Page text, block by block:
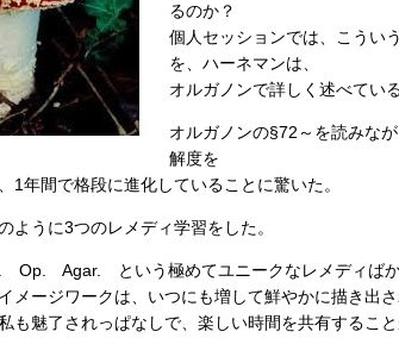
るのか？
個人セッションでは、こうい
を、ハーネマンは、
オルガノンで詳しく述べている
オルガノンの§72～を読みな
解度を
1年間で格段に進化していることに驚いた。
ように3つのレメディ学習をした。
Op. Agar. という極めてユニークなレメディばか
メージワークは、いつにも増して鮮やかに描き出さ
も魅了されっぱなしで、楽しい時間を共有すること